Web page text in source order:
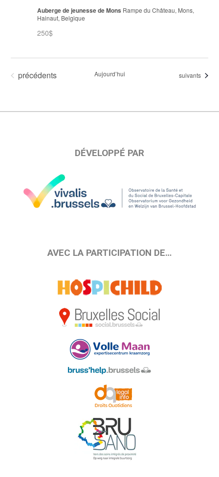
Auberge de jeunesse de Mons Rampe du Château, Mons,
Hainaut, Belgique
250$
Évènements
précédents Aujourd’hui Évènements
suivants
DÉVELOPPÉ PAR
AVEC LA PARTICIPATION DE…